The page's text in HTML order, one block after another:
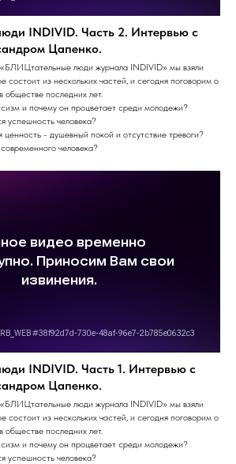
INDIVID. Часть 2. Интервью с
Цапенко.
люди журнала INDIVID» мы взяли
состоит из нескольких частей, и сегодня поговорим о
обществе последних лет.
и почему он процветает среди молодежи?
успешность человека?
ценность - душевный покой и отсутствие тревоги?
человека?
INDIVID. Часть 1. Интервью с
Цапенко.
люди журнала INDIVID» мы взяли
состоит из нескольких частей, и сегодня поговорим о
обществе последних лет.
и почему он процветает среди молодежи?
успешность человека?